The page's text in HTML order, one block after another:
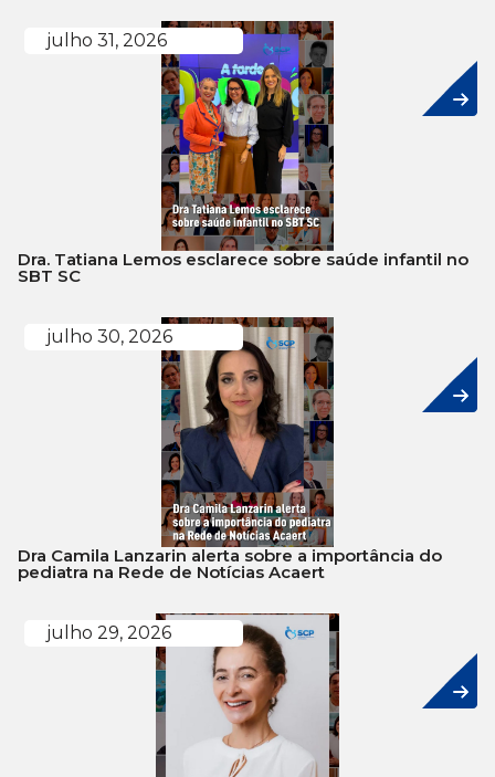
julho 31, 2026
Dra. Tatiana Lemos esclarece sobre saúde infantil no
SBT SC
julho 30, 2026
Dra Camila Lanzarin alerta sobre a importância do
pediatra na Rede de Notícias Acaert
julho 29, 2026